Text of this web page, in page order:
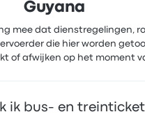
Guyana
mee dat dienstregelingen,
die hier worden
of afwijken op het moment
ik bus- en